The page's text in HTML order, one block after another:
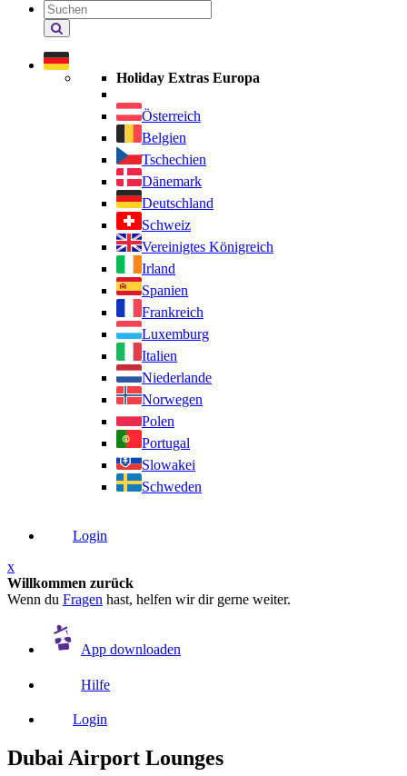
Holiday
Extras
durchsuchen
Holiday Extras Europa
Österreich
Belgien
Tschechien
Dänemark
Deutschland
Schweiz
Vereinigtes Königreich
Irland
Spanien
Frankreich
Luxemburg
Italien
Niederlande
Norwegen
Polen
Portugal
Slowakei
Schweden
Login
x
Willkommen zurück
Wenn du Fragen hast, helfen wir dir gerne weiter.
App downloaden
Hilfe
Login
Dubai Airport Lounges